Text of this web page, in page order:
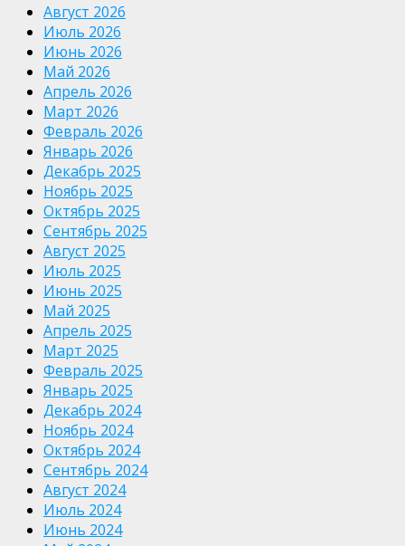
Август 2026
Июль 2026
Июнь 2026
Май 2026
Апрель 2026
Март 2026
Февраль 2026
Январь 2026
Декабрь 2025
Ноябрь 2025
Октябрь 2025
Сентябрь 2025
Август 2025
Июль 2025
Июнь 2025
Май 2025
Апрель 2025
Март 2025
Февраль 2025
Январь 2025
Декабрь 2024
Ноябрь 2024
Октябрь 2024
Сентябрь 2024
Август 2024
Июль 2024
Июнь 2024